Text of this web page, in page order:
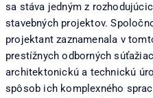
sa stáva jedným z
stavebných projektov.
projektant zaznamenala v
prestížnych odborných
architektonickú a technickú
spôsob ich komplexného